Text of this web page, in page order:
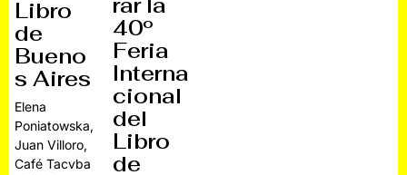
Libro
de
Bueno
s Aires
Elena
Poniatowska,
Juan Villoro,
Café Tacvba
40º
Feria
Interna
cional
del
Libro
de